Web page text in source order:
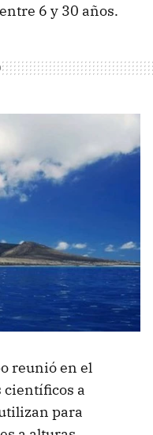
6 y 30 años.
reunió en el
científicos a
para